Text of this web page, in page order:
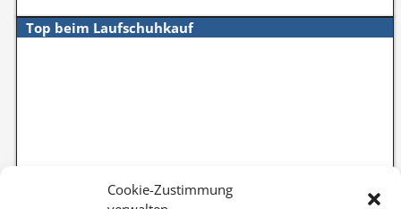
Cookie-Zustimmung
Top beim Laufschuhkauf